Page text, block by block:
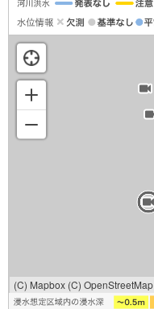
(C) Mapbox (C) OpenStreetMap